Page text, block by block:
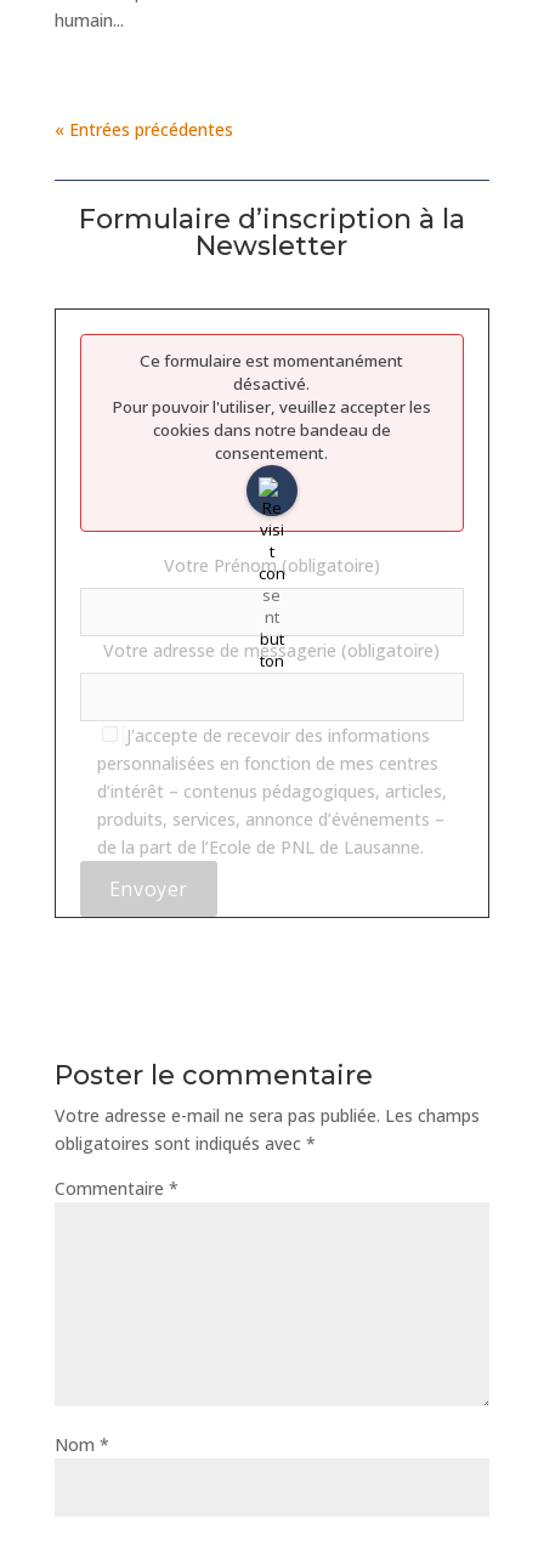
humain...
« Entrées précédentes
Formulaire d’inscription à la
Newsletter
Ce formulaire est momentanément
désactivé.
Pour pouvoir l'utiliser, veuillez accepter les
cookies dans notre bandeau de
consentement.
Votre Prénom (obligatoire)
Votre adresse de messagerie (obligatoire)
J'accepte de recevoir des informations
personnalisées en fonction de mes centres
d’intérêt – contenus pédagogiques, articles,
produits, services, annonce d’événements –
de la part de l’Ecole de PNL de Lausanne.
Poster le commentaire
Votre adresse e-mail ne sera pas publiée. Les champs
obligatoires sont indiqués avec *
Commentaire *
Nom *